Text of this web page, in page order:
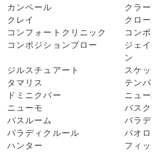
カンペール
クラ
クレイ
クロ
コンフォートクリニック
コン
コンポジションブロー
ジェ
ン
ジルスチュアート
スケ
タマリス
テン
ドミニクバー
ニュ
ニューモ
バス
バスルーム
パラ
パラディクルール
パオ
ハンター
フィ